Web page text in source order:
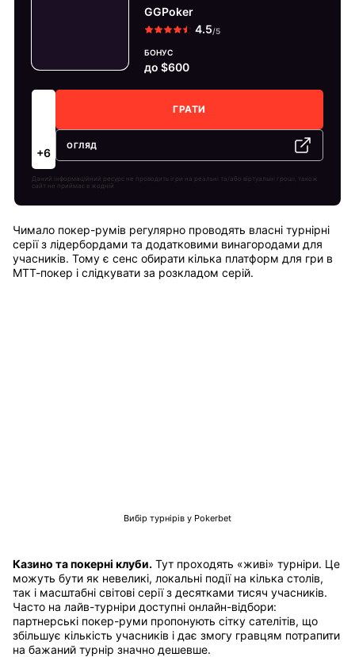
GGPoker
БОНУС
до $600
Даний інформаційний ресурс не проводить ігри на реальні та/або віртуальні гроші, також
сайт не приймає в жодній
+6
ГРАТИ
ОГЛЯД
Чимало покер-румів регулярно проводять власні турнірні
серії з лідербордами та додатковими винагородами для
учасників. Тому є сенс обирати кілька платформ для гри в
МТТ-покер і слідкувати за розкладом серій.
Вибір турнірів у Pokerbet
Казино та покерні клуби. Тут проходять «живі» турніри. Це
можуть бути як невеликі, локальні події на кілька столів,
так і масштабні світові серії з десятками тисяч учасників.
Часто на лайв-турніри доступні онлайн-відбори:
партнерські покер-руми пропонують сітку сателітів, що
збільшує кількість учасників і дає змогу гравцям потрапити
на бажаний турнір значно дешевше.